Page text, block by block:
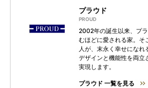
プラウド
2002年の誕生以来、プ
むほどに愛される家。そ
人が、末永く幸せになれ
デザインと機能性を両立
実現します。
プラウド 一覧を見る